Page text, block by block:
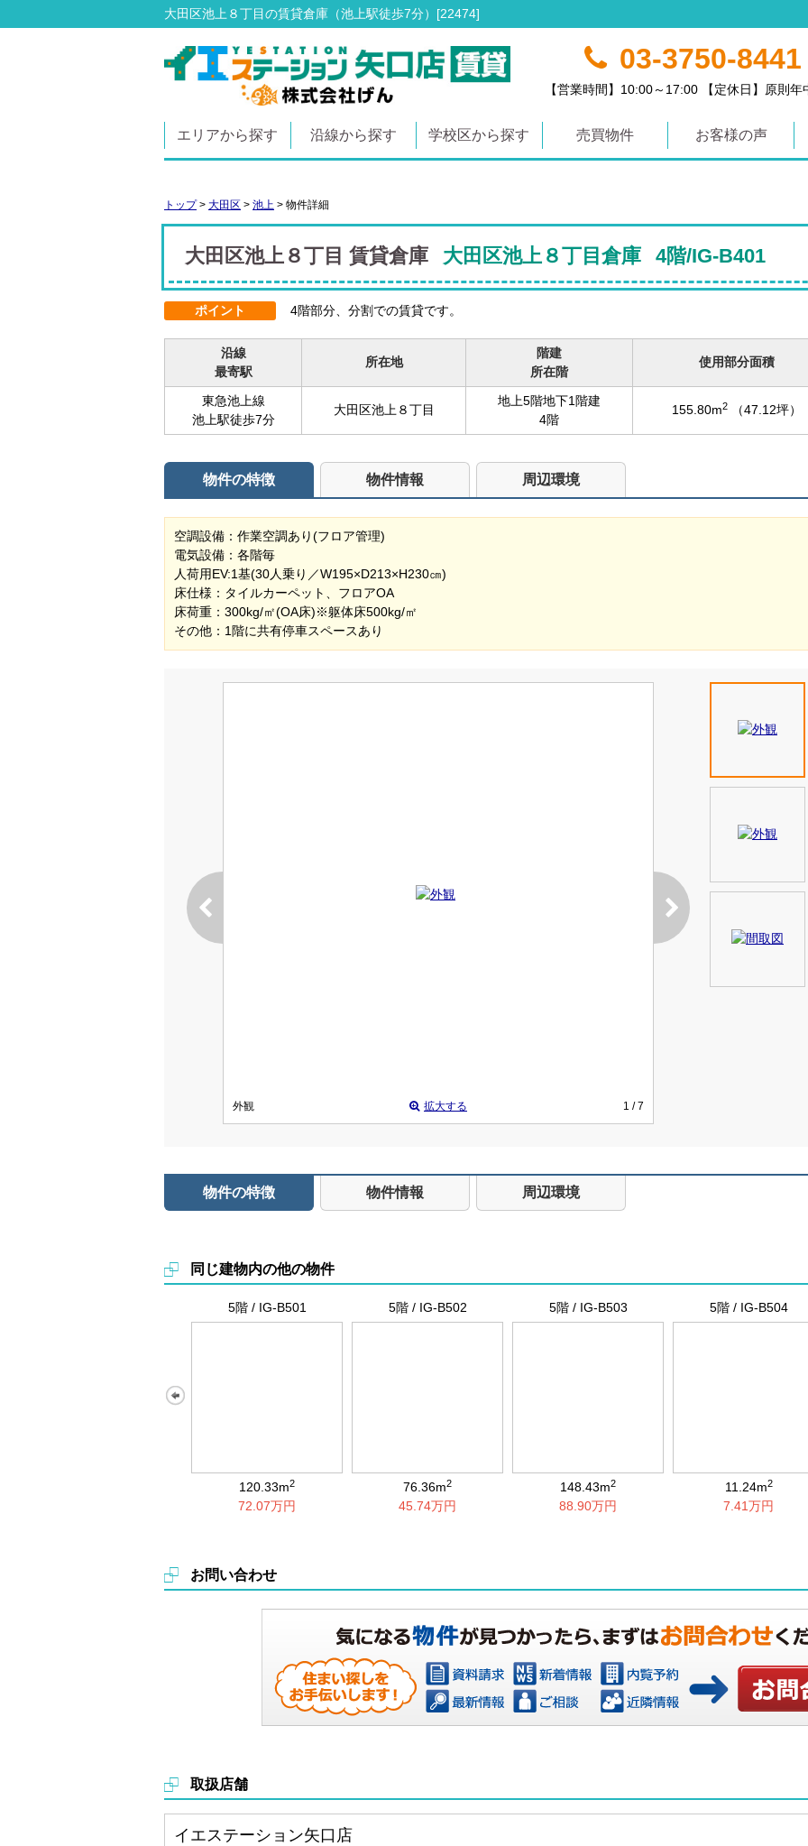
大田区池上８丁目の賃貸倉庫（池上駅徒歩7分）[22474]
03-3750-8441
【営業時間】10:00～17:00 【定休日】原則年
エリアから探す 沿線から探す 学校区から探す 売買物件 お客様の声
トップ> 大田区 > 池上 > 物件詳細
大田区池上８丁目 賃貸倉庫 大田区池上８丁目倉庫 4階/IG-B401
ポイント 4階部分、分割での賃貸です。
沿線
最寄駅
所在地
階建
所在階
使用部分面積
東急池上線
池上駅徒歩7分
大田区池上８丁目
地上5階地下1階建
4階
155.80m2 （47.12坪）
物件の特徴 物件情報 周辺環境
空調設備：作業空調あり(フロア管理)
電気設備：各階毎
人荷用EV:1基(30人乗り／W195×D213×H230㎝)
床仕様：タイルカーペット、フロアOA
床荷重：300kg/㎡(OA床)※躯体床500kg/㎡
その他：1階に共有停車スペースあり
外観 拡大する 1 / 7
物件の特徴 物件情報 周辺環境
同じ建物内の他の物件
5階 / IG-B501
120.33m2
72.07万円
5階 / IG-B502
76.36m2
45.74万円
5階 / IG-B503
148.43m2
88.90万円
5階 / IG-B504
11.24m2
7.41万円
お問い合わせ
取扱店舗
イエステーション矢口店